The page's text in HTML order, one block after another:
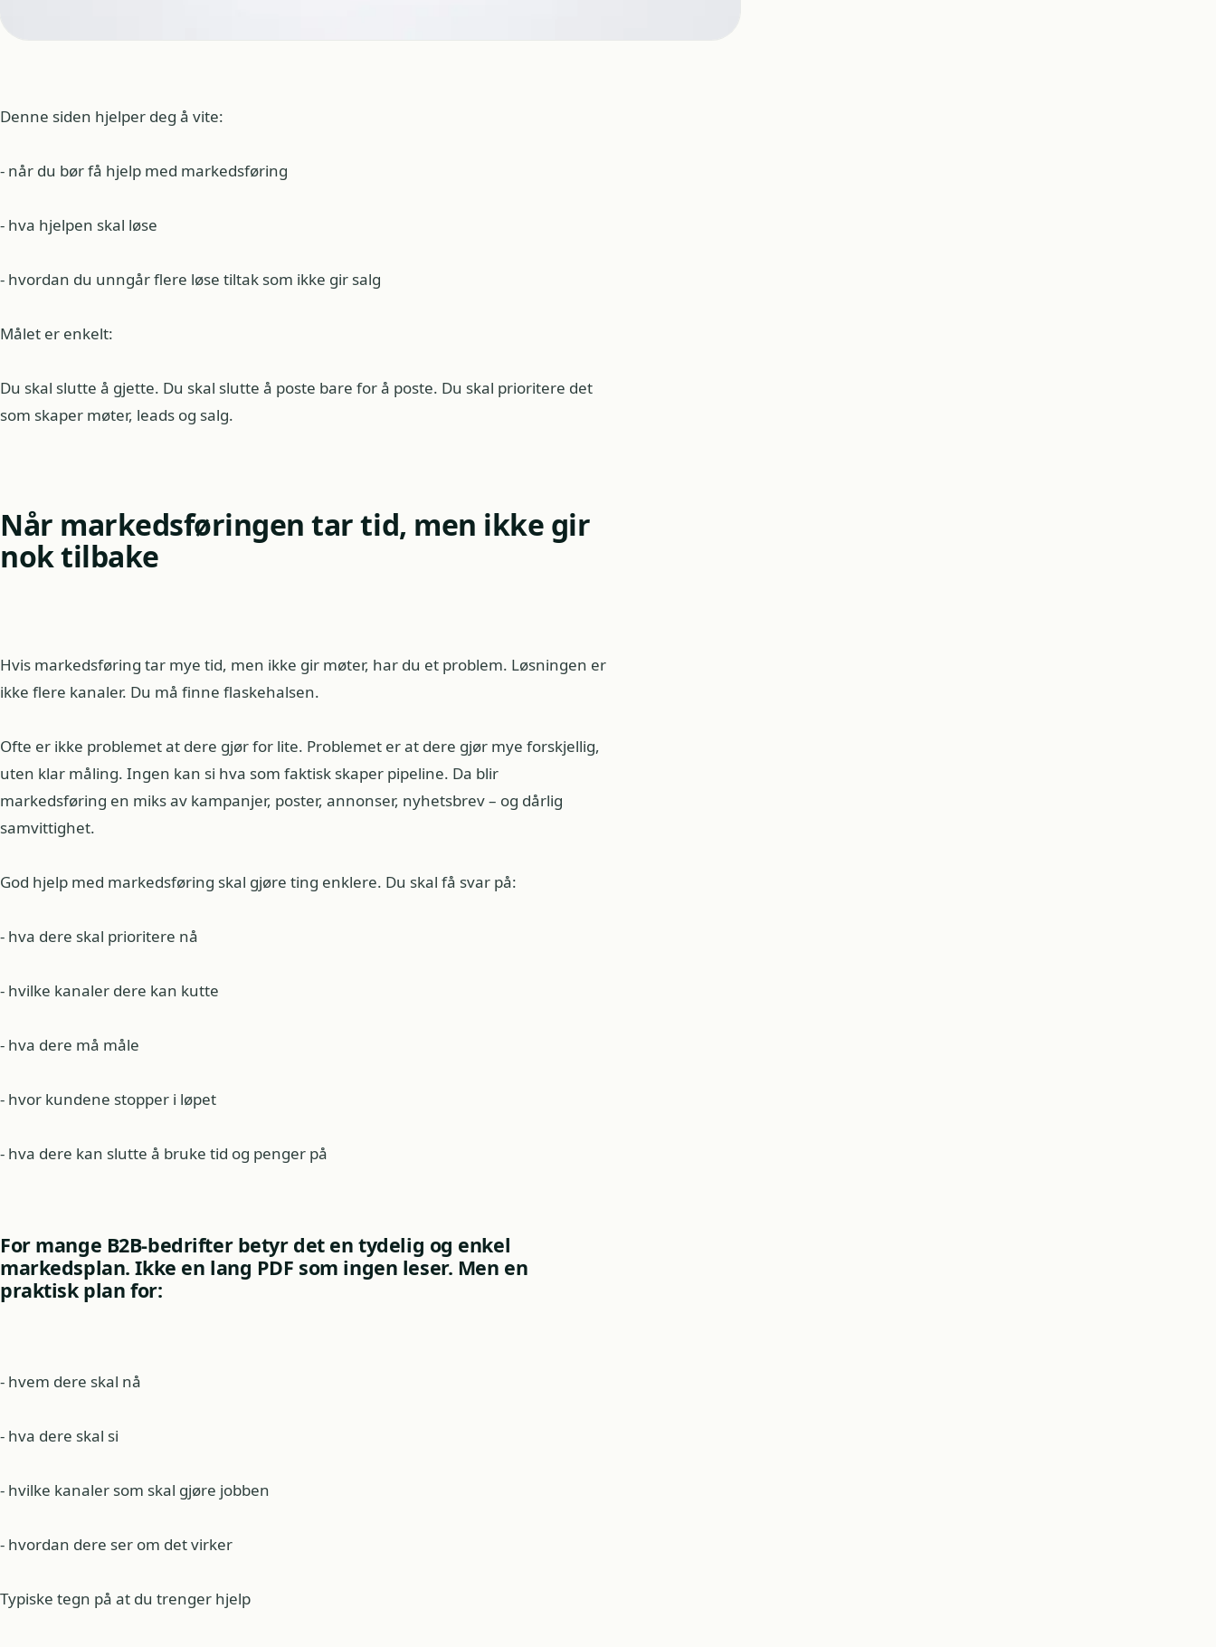
Denne siden hjelper deg å vite:
- når du bør få hjelp med markedsføring
- hva hjelpen skal løse
- hvordan du unngår flere løse tiltak som ikke gir salg
Målet er enkelt:
Du skal slutte å gjette. Du skal slutte å poste bare for å poste. Du skal prioritere det
som skaper møter, leads og salg.
Når markedsføringen tar tid, men ikke gir
nok tilbake
Hvis markedsføring tar mye tid, men ikke gir møter, har du et problem. Løsningen er
ikke flere kanaler. Du må finne flaskehalsen.
Ofte er ikke problemet at dere gjør for lite. Problemet er at dere gjør mye forskjellig,
uten klar måling. Ingen kan si hva som faktisk skaper pipeline. Da blir
markedsføring en miks av kampanjer, poster, annonser, nyhetsbrev – og dårlig
samvittighet.
God hjelp med markedsføring skal gjøre ting enklere. Du skal få svar på:
- hva dere skal prioritere nå
- hvilke kanaler dere kan kutte
- hva dere må måle
- hvor kundene stopper i løpet
- hva dere kan slutte å bruke tid og penger på
For mange B2B-bedrifter betyr det en tydelig og enkel
markedsplan. Ikke en lang PDF som ingen leser. Men en
praktisk plan for:
- hvem dere skal nå
- hva dere skal si
- hvilke kanaler som skal gjøre jobben
- hvordan dere ser om det virker
Typiske tegn på at du trenger hjelp